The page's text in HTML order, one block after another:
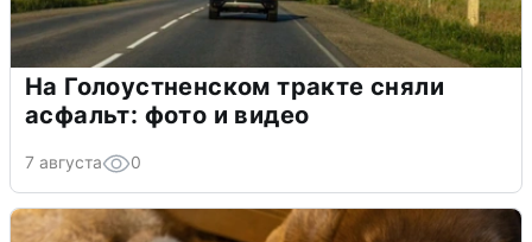
На Голоустненском тракте сняли
асфальт: фото и видео
7 августа 0